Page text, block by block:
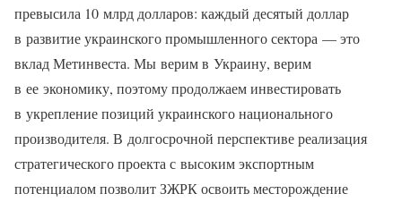
превысила 10 млрд долларов: каждый десятый доллар
в развитие украинского промышленного сектора — это
вклад Метинвеста. Мы верим в Украину, верим
в ее экономику, поэтому продолжаем инвестировать
в укрепление позиций украинского национального
производителя. В долгосрочной перспективе реализация
стратегического проекта с высоким экспортным
потенциалом позволит ЗЖРК освоить месторождение